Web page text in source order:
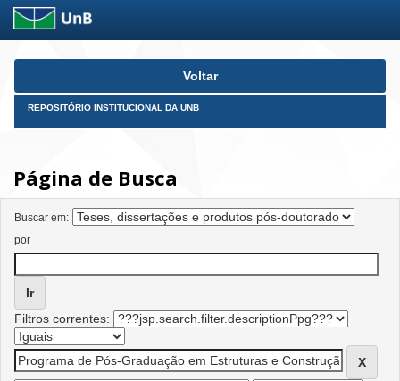
Skip
Voltar
REPOSITÓRIO INSTITUCIONAL DA UNB
Página de Busca
Buscar em:
por
Filtros correntes: